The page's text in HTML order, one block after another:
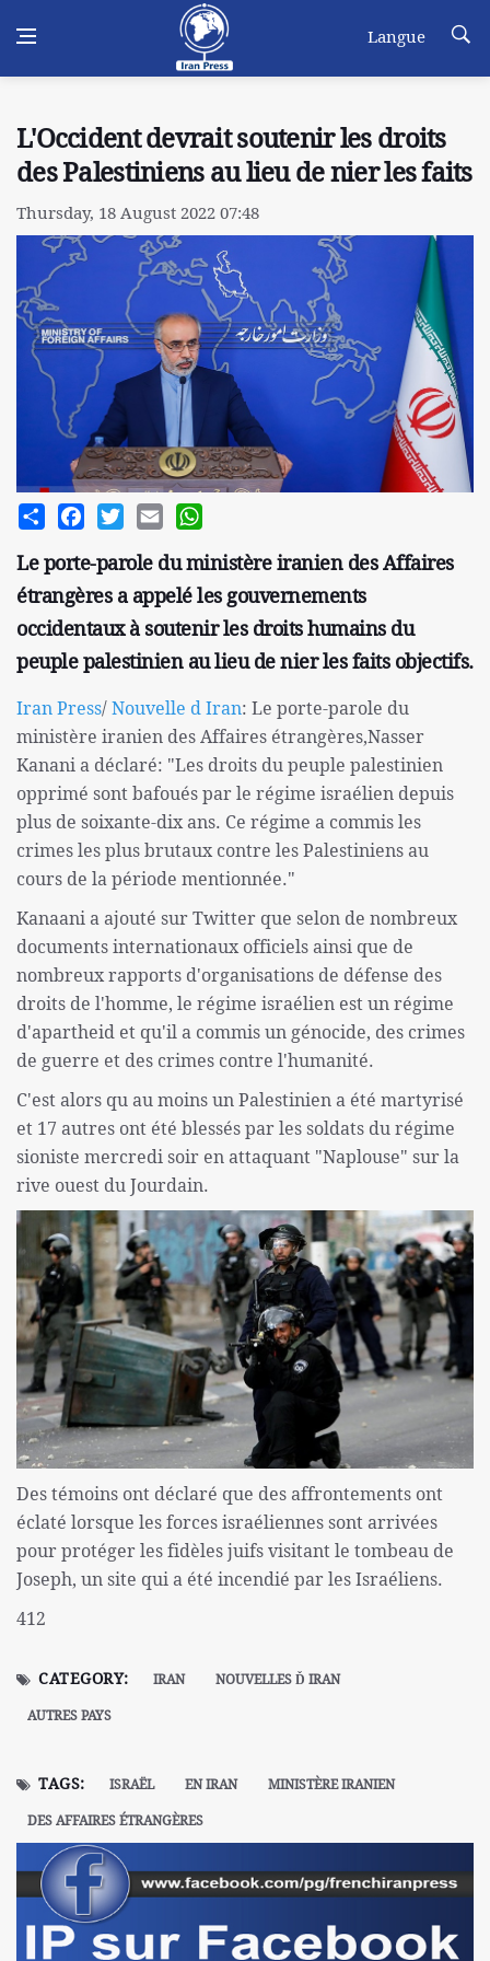
Langue
L'Occident devrait soutenir les droits
des Palestiniens au lieu de nier les faits
Thursday, 18 August 2022 07:48
Share FacebookTwitterEmail
Le porte-parole du ministère iranien des Affaires
étrangères a appelé les gouvernements
occidentaux à soutenir les droits humains du
peuple palestinien au lieu de nier les faits objectifs.
Iran Press/Nouvelle d Iran: Le porte-parole du
ministère iranien des Affaires étrangères,Nasser
Kanani a déclaré: "Les droits du peuple palestinien
opprimé sont bafoués par le régime israélien depuis
plus de soixante-dix ans. Ce régime a commis les
crimes les plus brutaux contre les Palestiniens au
cours de la période mentionnée."
Kanaani a ajouté sur Twitter que selon de nombreux
documents internationaux officiels ainsi que de
nombreux rapports d'organisations de défense des
droits de l'homme, le régime israélien est un régime
d'apartheid et qu'il a commis un génocide, des crimes
de guerre et des crimes contre l'humanité.
C'est alors qu au moins un Palestinien a été martyrisé
et 17 autres ont été blessés par les soldats du régime
sioniste mercredi soir en attaquant "Naplouse" sur la
rive ouest du Jourdain.
Des témoins ont déclaré que des affrontements ont
éclaté lorsque les forces israéliennes sont arrivées
pour protéger les fidèles juifs visitant le tombeau de
Joseph, un site qui a été incendié par les Israéliens.
412
CATEGORY: IRAN
NOUVELLES Ď IRAN
AUTRES PAYS
TAGS: ISRAËL EN IRAN
MINISTÈRE IRANIEN
DES AFFAIRES ÉTRANGÈRES